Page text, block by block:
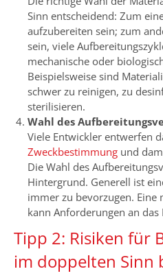
Sinn entscheidend: Zum
aufzubereiten sein; zum
sein, viele
mechanische oder
Beispielsweise sind
schwer zu reinigen, zu
sterilisieren.
Wahl des
Viele Entwickler entwerfen
Zweckbestimmung und
Die Wahl des
Hintergrund. Generell ist
immer zu bevorzugen. Eine
kann Anforderungen an
Tipp 2: Risiken für
im doppelten Sinn